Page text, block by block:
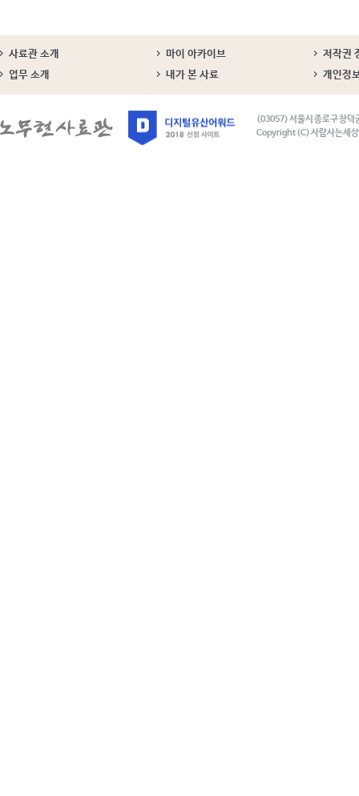
사료관 소개 마이 아카이브
저작권
업무 소개
내가 본 사료 개인정
(03057) 서울시 종로구 창덕
Copyright (C) 사람사는세